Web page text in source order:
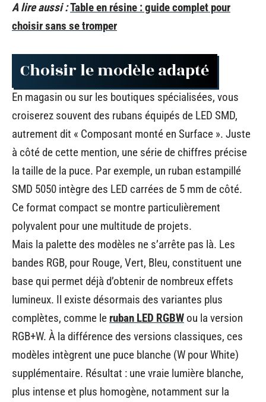
A lire aussi :Table en résine : guide complet pour
choisir sans se tromper
Choisir le modèle adapté
En magasin ou sur les boutiques spécialisées, vous
croiserez souvent des rubans équipés de LED SMD,
autrement dit « Composant monté en Surface ». Juste
à côté de cette mention, une série de chiffres précise
la taille de la puce. Par exemple, un ruban estampillé
SMD 5050 intègre des LED carrées de 5 mm de côté.
Ce format compact se montre particulièrement
polyvalent pour une multitude de projets.
Mais la palette des modèles ne s’arrête pas là. Les
bandes RGB, pour Rouge, Vert, Bleu, constituent une
base qui permet déjà d’obtenir de nombreux effets
lumineux. Il existe désormais des variantes plus
complètes, comme le ruban LED RGBW ou la version
RGB+W. À la différence des versions classiques, ces
modèles intègrent une puce blanche (W pour White)
supplémentaire. Résultat : une vraie lumière blanche,
plus intense et plus homogène, notamment sur la